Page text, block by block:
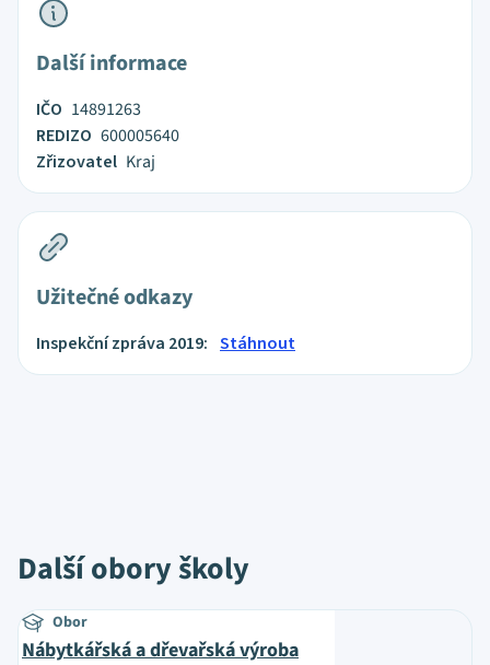
Další informace
IČO 14891263
REDIZO 600005640
Zřizovatel Kraj
Užitečné odkazy
Inspekční zpráva 2019: Stáhnout
Další obory školy
Obor
Nábytkářská a dřevařská výroba